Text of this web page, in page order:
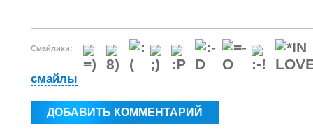
Смайлики:
смайлы